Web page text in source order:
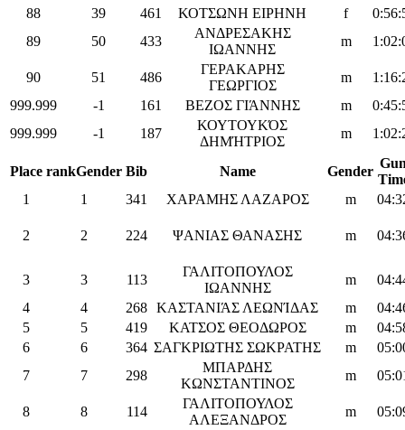
88
39 461 ΚΟΤΣΩΝΗ ΕΙΡΗΝΗ f
89
50 433
ΑΝΔΡΕΣΑΚΗΣ
ΙΩΑΝΝΗΣ
m
90 51 486
ΓΕΡΑΚΑΡΗΣ
ΓΕΩΡΓΙΟΣ
m
999.999
-1 161 ΒΕΖΟΣ ΓΙΆΝΝΗΣ m
999.999
-1 187
ΚΟΥΤΟΥΚΌΣ
ΔΗΜΉΤΡΙΟΣ
m
Place rankGender Bib Name Gender
1
1 341 ΧΑΡΑΜΗΣ ΛΑΖΑΡΟΣ m
2 2 224 ΨΑΝΙΑΣ ΘΑΝΑΣΗΣ m
3 3 113
ΓΑΛΙΤΟΠΟΥΛΟΣ
ΙΩΑΝΝΗΣ
m
4
4 268 ΚΑΣΤΑΝΙΆΣ ΛΕΩΝΊΔΑΣ m
5
5 419 ΚΑΤΣΟΣ ΘΕΟΔΩΡΟΣ m
6
6 364 ΣΑΓΚΡΙΩΤΗΣ ΣΩΚΡΑΤΗΣ m
7
7 298
ΜΠΑΡΔΗΣ
ΚΩΝΣΤΑΝΤΙΝΟΣ
m
8 8 114
ΓΑΛΙΤΟΠΟΥΛΟΣ
ΑΛΕΞΑΝΔΡΟΣ
m